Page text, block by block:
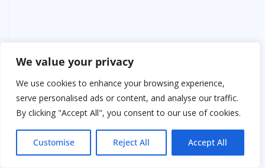
We value your privacy
We use cookies to enhance your browsing experience,
serve personalised ads or content, and analyse our traffic.
By clicking "Accept All", you consent to our use of cookies.
Customise Reject All Accept All